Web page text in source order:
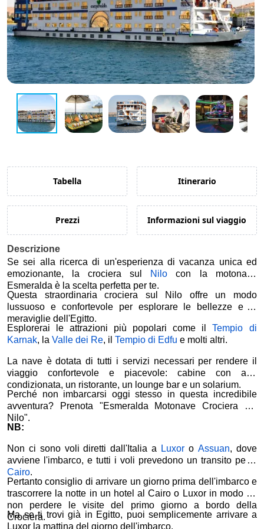
Guida di Viaggio 𓉔
Guida di Viaggio Giordania
Tabella Itinerario
Prezzi Informazioni sul viaggio
Descrizione
Se sei alla ricerca di un'esperienza di vacanza unica ed
emozionante, la crociera sul
Nilo con la motonave
Esmeralda è la scelta perfetta per te.
Questa straordinaria crociera sul Nilo offre un modo
lussuoso e confortevole per esplorare le bellezze e le
meraviglie dell'Egitto.
Esplorerai le attrazioni più popolari come il Tempio di
Karnak, la Valle dei Re, il Tempio di Edfu e molti altri.
La nave è dotata di tutti i servizi necessari per rendere il
viaggio confortevole e piacevole: cabine con aria
condizionata, un ristorante, un lounge bar e un solarium.
Perché non imbarcarsi oggi stesso in questa incredibile
avventura? Prenota "Esmeralda Motonave Crociera sul
Nilo".
NB:
Non ci sono voli diretti dall'Italia a Luxor o Assuan, dove
avviene l'imbarco, e tutti i voli prevedono un transito per Il
Cairo.
Pertanto consiglio di arrivare un giorno prima dell'imbarco e
trascorrere la notte in un hotel al Cairo o Luxor in modo da
non perdere le visite del primo giorno a bordo della
Crociera.
Ma se ti trovi già in Egitto, puoi semplicemente arrivare a
Luxor la mattina del giorno dell'imbarco.